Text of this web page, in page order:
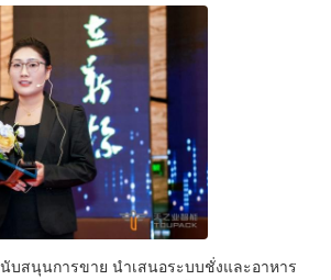
บสนุนการขาย นําเสนอระบบชั่งและอาหาร